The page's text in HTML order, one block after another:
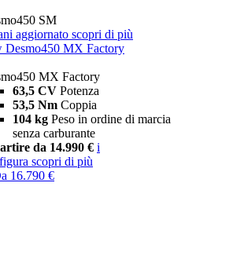
SM
aggiornato scopri di più
Desmo450 MX Factory
MX Factory
63,5 CV Potenza
53,5 Nm Coppia
104 kg Peso in ordine di marcia
senza carburante
da 14.990 € i
scopri di più
16.790 €